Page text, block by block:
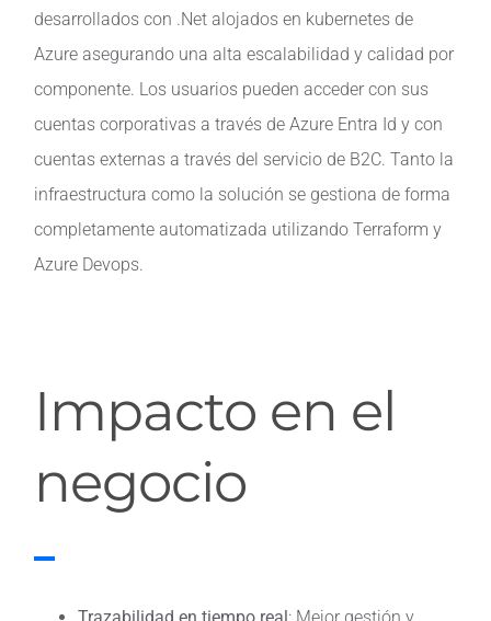
desarrollados con .Net alojados en kubernetes de
Azure asegurando una alta escalabilidad y calidad por
componente. Los usuarios pueden acceder con sus
cuentas corporativas a través de Azure Entra Id y con
cuentas externas a través del servicio de B2C. Tanto la
infraestructura como la solución se gestiona de forma
completamente automatizada utilizando Terraform y
Azure Devops.
Impacto en el
negocio